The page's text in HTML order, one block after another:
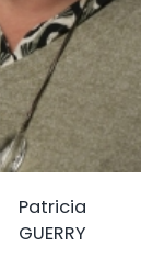
Patricia
GUERRY